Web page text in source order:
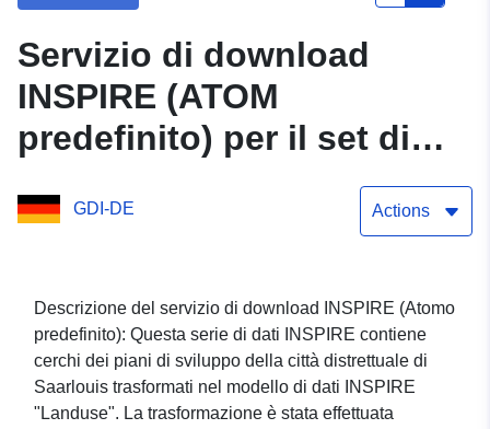
Servizio di download
INSPIRE (ATOM
predefinito) per il set di
dati INSPIRE SL Piani di
sviluppo dell'uso del
GDI-DE Actions
Descrizione del servizio di download INSPIRE (Atomo
predefinito): Questa serie di dati INSPIRE contiene
cerchi dei piani di sviluppo della città distrettuale di
Saarlouis trasformati nel modello di dati INSPIRE
"Landuse". La trasformazione è stata effettuata